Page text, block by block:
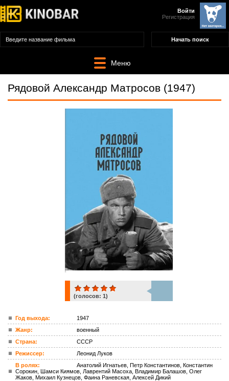
Войти
Регистрация
Меню
Рядовой Александр Матросов (1947)
ком.
(голосов: 1)
Год выхода:
1947
Жанр:
военный
Страна:
СССР
Режиссер:
Леонид Луков
В ролях:
Анатолий Игнатьев, Петр Константинов, Константин
Сорокин, Шамси Киямов, Лаврентий Масоха, Владимир Балашов, Олег
Жаков, Михаил Кузнецов, Фаина Раневская, Алексей Дикий